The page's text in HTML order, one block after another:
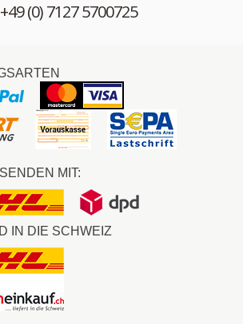
(0) 7127 5700725
MIT:
IN DIE SCHWEIZ